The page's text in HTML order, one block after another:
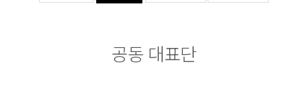
공동 대표단